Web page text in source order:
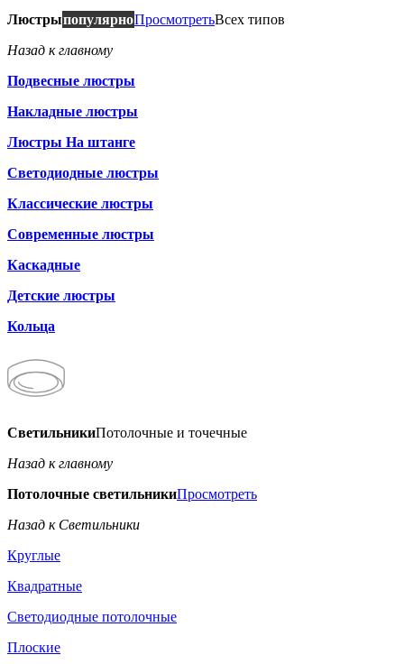
ЛюстрыпопулярноПросмотретьВсех типов
Назад к главному
Подвесные люстры
Накладные люстры
Люстры На штанге
Светодиодные люстры
Классические люстры
Современные люстры
Каскадные
Детские люстры
Кольца
СветильникиПотолочные и точечные
Назад к главному
Потолочные светильникиПросмотреть
Назад к Светильники
Круглые
Квадратные
Светодиодные потолочные
Плоские